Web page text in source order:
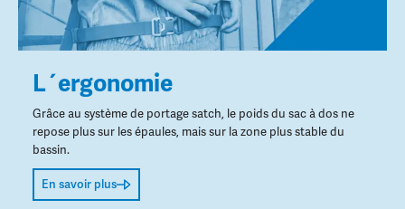
L´ergonomie
Grâce au système de portage satch, le poids du sac à dos ne
repose plus sur les épaules, mais sur la zone plus stable du
bassin.
En savoir plus